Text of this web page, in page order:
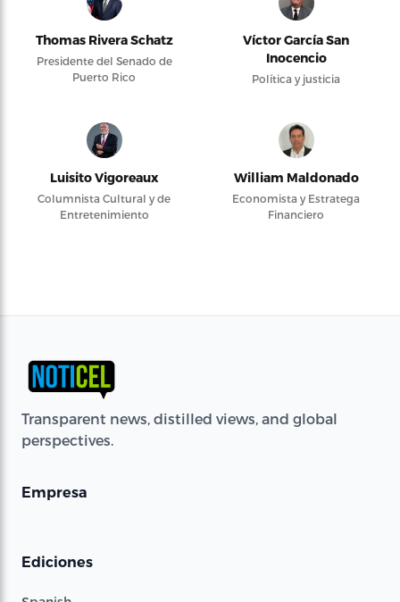
Thomas Rivera Schatz
Presidente del Senado de
Puerto Rico
Víctor García San
Inocencio
Política y justicia
Luisito Vigoreaux
Columnista Cultural y de
Entretenimiento
William Maldonado
Economista y Estratega
Financiero
Transparent news, distilled views, and global
perspectives.
Empresa
Ediciones